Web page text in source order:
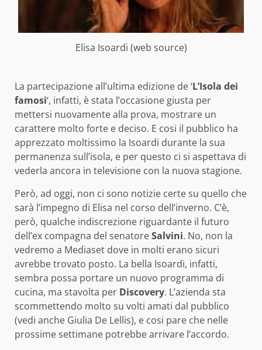
Elisa Isoardi (web source)
La partecipazione all’ultima edizione de ‘L’Isola dei
famosi‘, infatti, è stata l’occasione giusta per
mettersi nuovamente alla prova, mostrare un
carattere molto forte e deciso. E cosi il pubblico ha
apprezzato moltissimo la Isoardi durante la sua
permanenza sull’isola, e per questo ci si aspettava di
vederla ancora in televisione con la nuova stagione.
Però, ad oggi, non ci sono notizie certe su quello che
sarà l’impegno di Elisa nel corso dell’inverno. C’è,
però, qualche indiscrezione riguardante il futuro
dell’ex compagna del senatoreSalvini. No, non la
vedremo a Mediaset dove in molti erano sicuri
avrebbe trovato posto. La bella Isoardi, infatti,
sembra possa portare un nuovo programma di
cucina, ma stavolta per Discovery. L’azienda sta
scommettendo molto su volti amati dal pubblico
(vedi anche Giulia De Lellis), e cosi pare che nelle
prossime settimane potrebbe arrivare l’accordo.